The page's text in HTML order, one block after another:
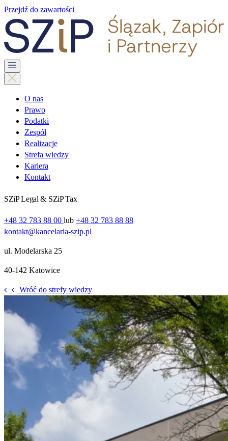
Przejdź do zawartości
O nas
Prawo
Podatki
Zespół
Realizacje
Strefa wiedzy
Kariera
Kontakt
SZiP Legal & SZiP Tax
+48 32 783 88 00 lub +48 32 783 88 88
kontakt@kancelaria-szip.pl
ul. Modelarska 25
40‑142 Katowice
Wróć do strefy wiedzy